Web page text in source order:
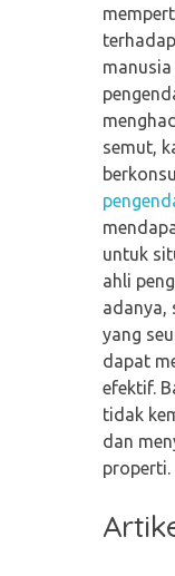
semut,
untuk
ahli
adanya,
yang
dapat
efektif.
tidak
dan
properti.